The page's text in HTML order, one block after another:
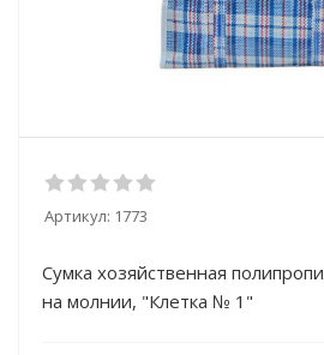
Артикул: 1773
Сумка хозяйственная
на молнии, "Клетка № 1"